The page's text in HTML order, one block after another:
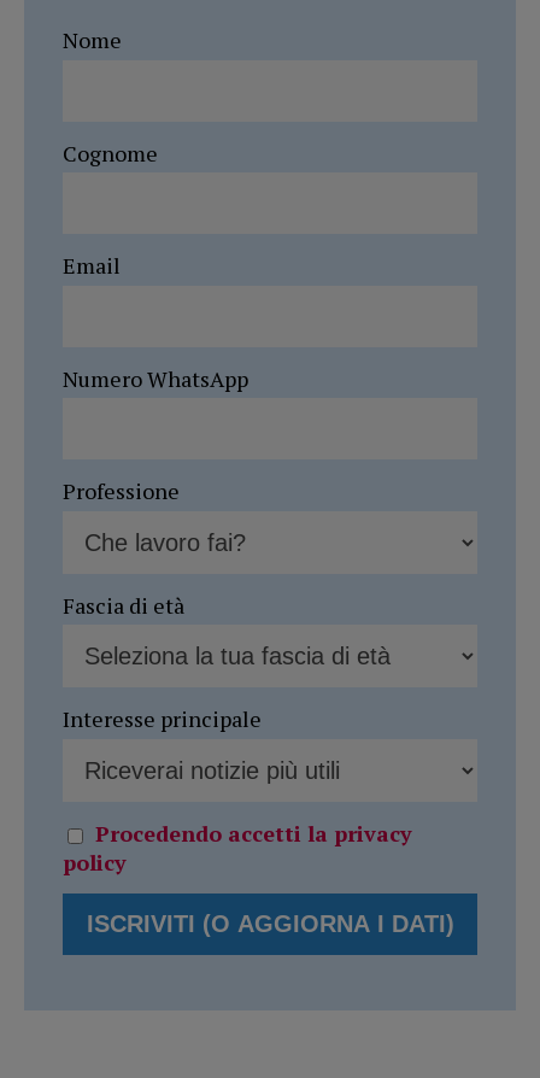
Nome
Cognome
Email
Numero WhatsApp
Professione
Fascia di età
Interesse principale
Procedendo accetti la privacy
policy